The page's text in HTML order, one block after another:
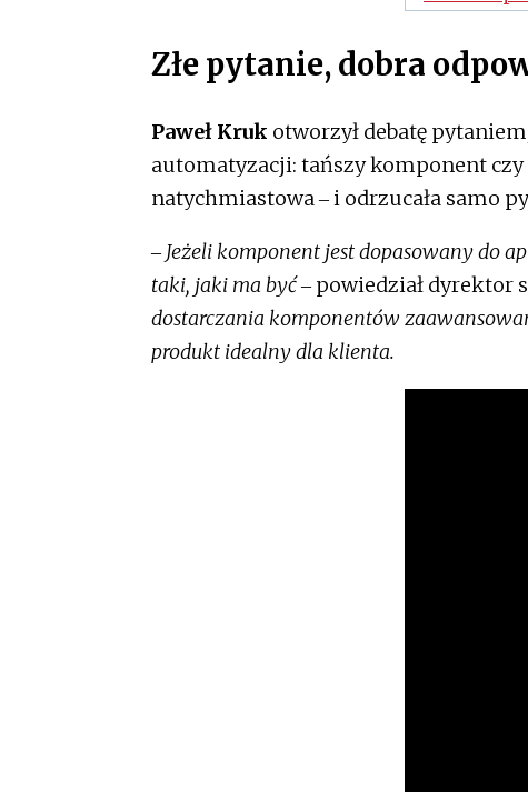
Złe pytanie, dobra
Paweł Kruk otworzył debatę
automatyzacji: tańszy komponent czy
natychmiastowa ‒ i odrzucała samo
‒ Jeżeli komponent jest dopasowany do
taki, jaki ma być ‒powiedział dyrektor
dostarczania komponentów
produkt idealny dla klienta.